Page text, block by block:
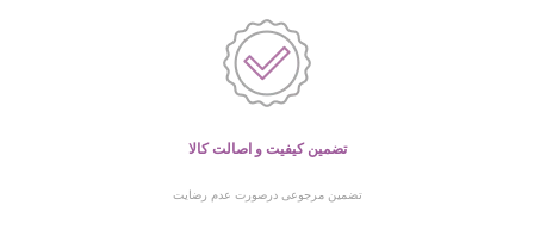
تضمین کیفیت و اصالت کالا
تضمین مرجوعی درصورت عدم رضایت